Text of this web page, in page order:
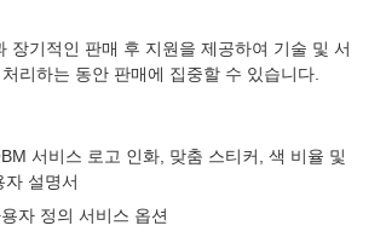
장기적인 판매 후 지원을 제공하여 기술 및 서
리하는 동안 판매에 집중할 수 있습니다.
서비스 로고 인화, 맞춤 스티커, 색 비율 및
자 설명서
자 정의 서비스 옵션